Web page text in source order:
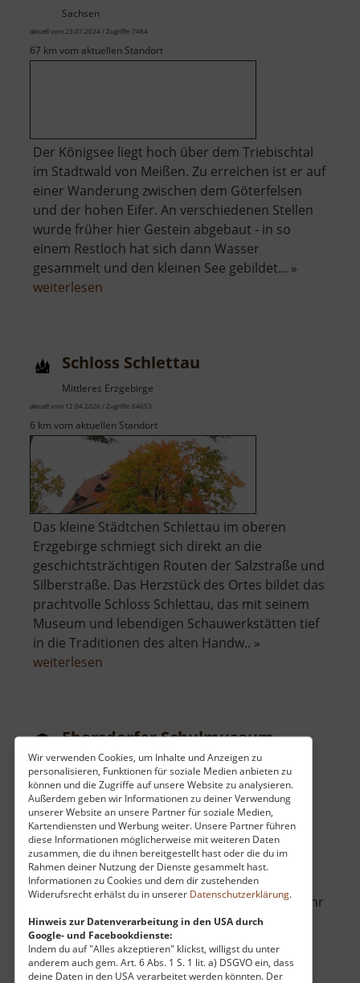
Wir verwenden Cookies, um Inhalte und Anzeigen zu
personalisieren, Funktionen für soziale Medien anbieten zu
können und die Zugriffe auf unsere Website zu analysieren.
Außerdem geben wir Informationen zu deiner Verwendung
unserer Website an unsere Partner für soziale Medien,
Kartendiensten und Werbung weiter. Unsere Partner führen
diese Informationen möglicherweise mit weiteren Daten
zusammen, die du ihnen bereitgestellt hast oder die du im
Rahmen deiner Nutzung der Dienste gesammelt hast.
Informationen zu Cookies und dem dir zustehenden
Widerufsrecht erhälst du in unserer Datenschutzerklärung.
Hinweis zur Datenverarbeitung in den USA durch
Google- und Facebookdienste:
Indem du auf "Alles akzeptieren" klickst, willigst du unter
anderem auch gem. Art. 6 Abs. 1 S. 1 lit. a) DSGVO ein, dass
deine Daten in den USA verarbeitet werden könnten. Der
Sachsen
aktuell vom 23.07.2024 / Zugriffe: 7484
67 km vom aktuellen Standort
Der Königsee liegt hoch über dem Triebischtal
im Stadtwald von Meißen. Zu erreichen ist er auf
einer Wanderung zwischen dem Göterfelsen
und der hohen Eifer. An verschiedenen Stellen
wurde früher hier Gestein abgebaut - in so
einem Restloch hat sich dann Wasser
gesammelt und den kleinen See gebildet... »
weiterlesen
Schloss Schlettau
Mittleres Erzgebirge
aktuell vom 12.04.2026 / Zugriffe: 64653
6 km vom aktuellen Standort
Das kleine Städtchen Schlettau im oberen
Erzgebirge schmiegt sich direkt an die
geschichtsträchtigen Routen der Salzstraße und
Silberstraße. Das Herzstück des Ortes bildet das
prachtvolle Schloss Schlettau, das mit seinem
Museum und lebendigen Schauwerkstätten tief
in die Traditionen des alten Handw.. »
weiterlesen
Ebersdorfer Schulmuseum
Erzgebirgsvorland
aktuell vom 01.06.2026 / Zugriffe: 3239
29 km vom aktuellen Standort
Im Ebersdorfer Rathaus kann man seit dem Jahr
2000 viele interessante Dinge aus einigen
Jahrhunderten Schule bestaunen. Sogar ein
richtig altes Klassenzimmer kann hier erlebt
werden. Da ist auch Mitmachen und